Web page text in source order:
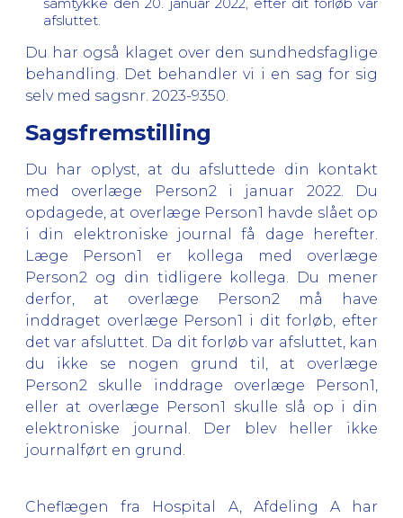
afsluttet.
Du har også klaget over den sundhedsfaglige
behandling. Det behandler vi i en sag for sig
selv med sagsnr. 2023-9350.
Sagsfremstilling
Du har oplyst, at du afsluttede din kontakt
med overlæge Person2 i januar 2022. Du
opdagede, at overlæge Person1 havde slået op
i din elektroniske journal få dage herefter.
Læge Person1 er kollega med overlæge
Person2 og din tidligere kollega. Du mener
derfor, at overlæge Person2 må have
inddraget overlæge Person1 i dit forløb, efter
det var afsluttet. Da dit forløb var afsluttet, kan
du ikke se nogen grund til, at overlæge
Person2 skulle inddrage overlæge Person1,
eller at overlæge Person1 skulle slå op i din
elektroniske journal. Der blev heller ikke
journalført en grund.
Cheflægen fra Hospital A, Afdeling A har